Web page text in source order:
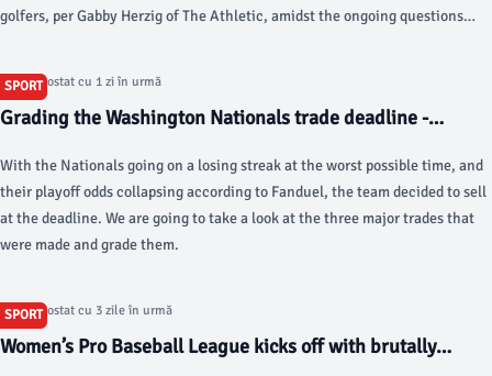
golfers, per Gabby Herzig of The Athletic, amidst the ongoing questions
through what he knows, and obviously, we're trying to do it as a group, but
we're individuals as well, so I think the next two to three weeks is going to
SPORT
Articol postat cu 1 zi în urmă
Grading the Washington Nationals trade deadline -
With the Nationals going on a losing streak at the worst possible time, and
their playoff odds collapsing according to Fanduel, the team decided to sell
at the deadline. We are going to take a look at the three major trades that
were made and grade them.
SPORT
Articol postat cu 3 zile în urmă
Women’s Pro Baseball League kicks off with brutally